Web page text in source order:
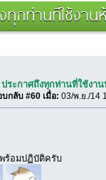
ทุกท่านที่ใช้งา
ประกาศถึงทุกท่านที่ใช้งา
บกลับ #60 เมื่อ: 03/พ.ย./14
ร้อมปฏิบัติครับ